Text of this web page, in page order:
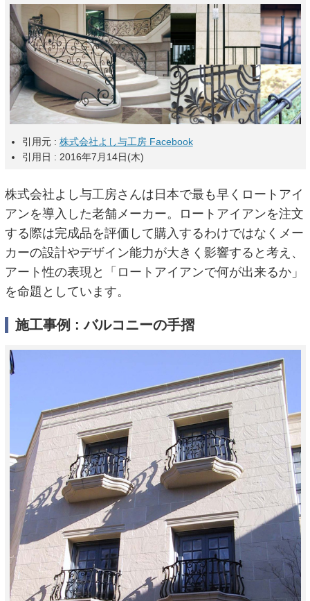
引用元 : 株式会社よし与工房 Facebook
引用日 : 2016年7月14日(木)
株式会社よし与工房さんは日本で最も早くロートアイ
アンを導入した老舗メーカー。ロートアイアンを注文
する際は完成品を評価して購入するわけではなくメー
カーの設計やデザイン能力が大きく影響すると考え、
アート性の表現と「ロートアイアンで何が出来るか」
を命題としています。
施工事例 : バルコニーの手摺